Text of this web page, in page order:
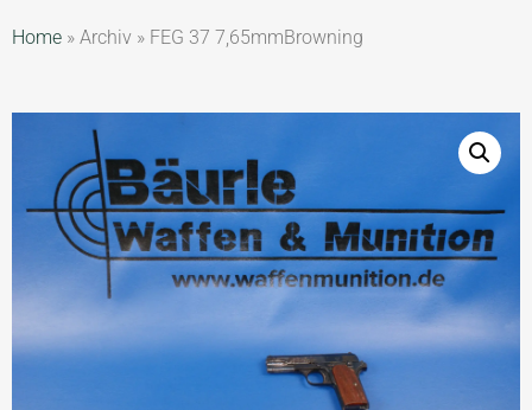
Home » Archiv » FEG 37 7,65mmBrowning